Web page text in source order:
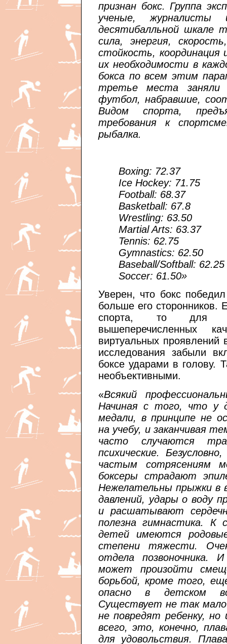
признан бокс. Группа
ученые, журналисты
десятибалльной шкале
сила, энергия,
стойкость,
их необходимости в
бокса по всем этим
третье места заняли
футбол, набравшие,
Видом спорта,
требования к
рыбалка.
Boxing: 72.37
Ice Hockey: 71.75
Football: 68.37
Basketball: 67.8
Wrestling: 63.50
Martial Arts: 63.37
Tennis: 62.75
Gymnastics: 62.50
Baseball/Softball: 62.25
Soccer: 61.50»
Уверен, что бокс
больше его сторонников.
спорта, то для
вышеперечисленных
виртуальных проявлений
исследования забыли
боксе ударами в голову.
необъективными.
«Всякий
Начиная с того, что у
медали, в принципе не
на учебу, и заканчивая
часто случаются
психические.
частым сотрясениям
боксеры страдают
Нежелательны прыжки в
давлений, удары о воду
и расшатывают
полезна гимнастика. К
детей имеются
степени тяжести.
отдела позвоночника.
может произойти
борьбой, кроме того,
опасно в детском
Существует не так
не повредят ребенку,
всего, это, конечно,
для удовольствия.